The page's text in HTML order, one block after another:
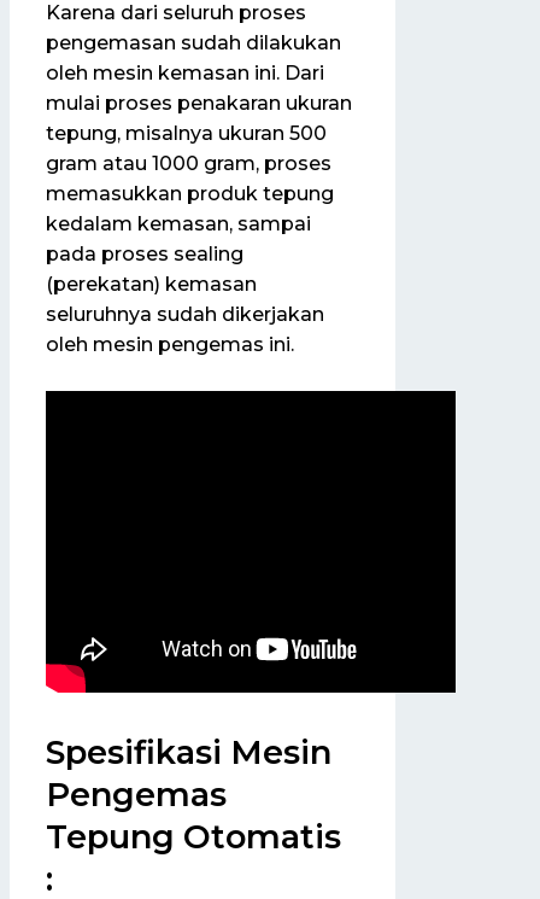
Karena dari seluruh proses
pengemasan sudah dilakukan
oleh mesin kemasan ini. Dari
mulai proses penakaran ukuran
tepung, misalnya ukuran 500
gram atau 1000 gram, proses
memasukkan produk tepung
kedalam kemasan, sampai
pada proses sealing
(perekatan) kemasan
seluruhnya sudah dikerjakan
oleh mesin pengemas ini.
Spesifikasi Mesin
Pengemas
Tepung Otomatis
: